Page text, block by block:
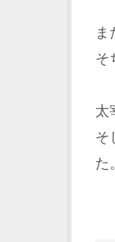
そ
太
そ
た。